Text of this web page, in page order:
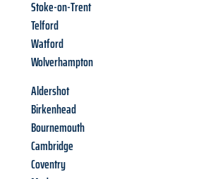
Stoke-on-Trent
Telford
Watford
Wolverhampton
Aldershot
Birkenhead
Bournemouth
Cambridge
Coventry